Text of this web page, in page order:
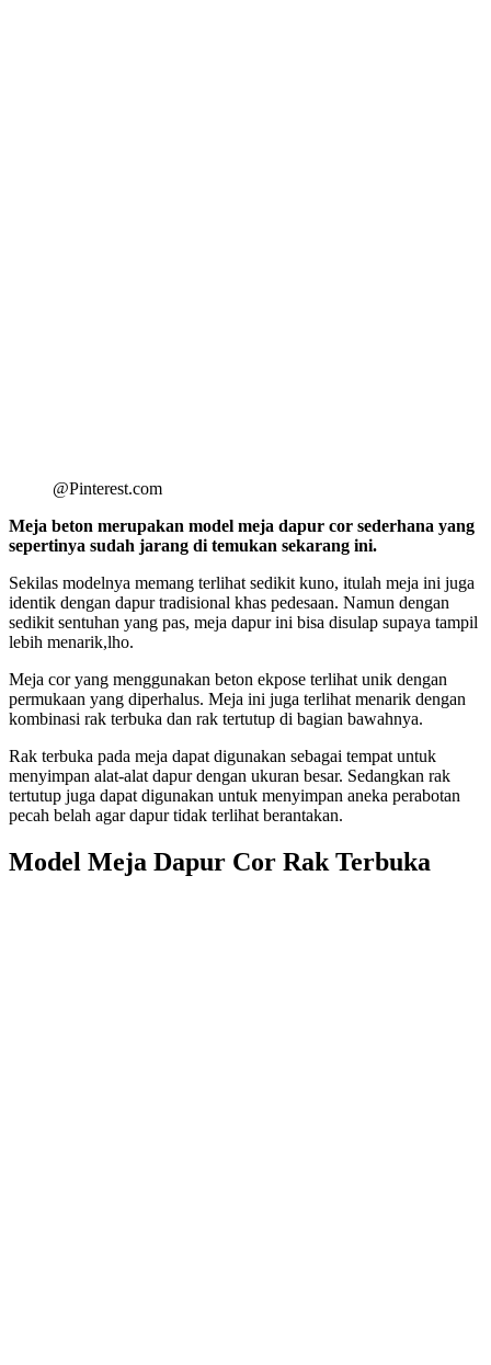
@Pinterest.com
Meja beton merupakan model meja dapur cor sederhana yang
sepertinya sudah jarang di temukan sekarang ini.
Sekilas modelnya memang terlihat sedikit kuno, itulah meja ini juga
identik dengan dapur tradisional khas pedesaan. Namun dengan
sedikit sentuhan yang pas, meja dapur ini bisa disulap supaya tampil
lebih menarik,lho.
Meja cor yang menggunakan beton ekpose terlihat unik dengan
permukaan yang diperhalus. Meja ini juga terlihat menarik dengan
kombinasi rak terbuka dan rak tertutup di bagian bawahnya.
Rak terbuka pada meja dapat digunakan sebagai tempat untuk
menyimpan alat-alat dapur dengan ukuran besar. Sedangkan rak
tertutup juga dapat digunakan untuk menyimpan aneka perabotan
pecah belah agar dapur tidak terlihat berantakan.
Model Meja Dapur Cor Rak Terbuka